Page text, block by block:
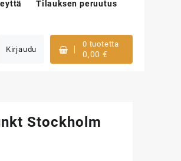
Tilauksen peruutus
Kirjaudu
0 tuotetta
0,00 €
Stockholm